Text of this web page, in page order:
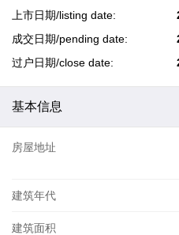
上市日期/listing date:
成交日期/pending date:
过户日期/close date:
基本信息
房屋地址
建筑年代
建筑面积